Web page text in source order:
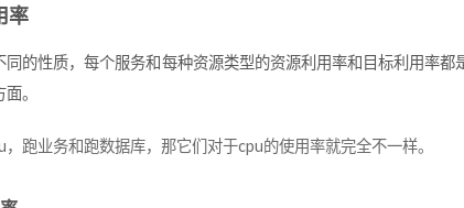
率
同的性质，每个服务和每种资源类型的资源利用率和目标利用率
。
，跑业务和跑数据库，那它们对于cpu的使用率就完全不一样。